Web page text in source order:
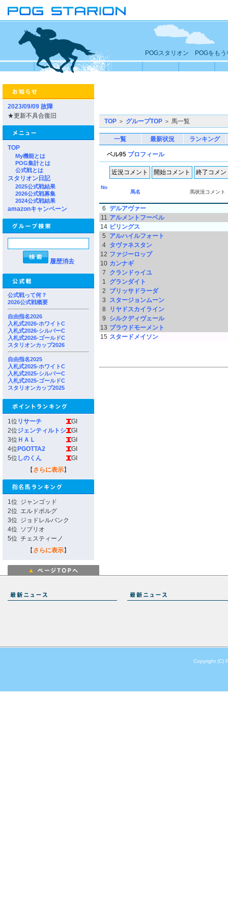
POGスタリオン POGをもう
2023/09/09 故障
★更新不具合復旧
TOP
My機能とは
POG集計とは
公式戦とは
スタリオン日記
2025公式戦結果
2026公式戦募集
2024公式戦結果
amazonキャンペーン
履歴消去
公式戦って何？
2026公式戦概要
自由指名2026
入札式2026-ホワイトC
入札式2026-シルバーC
入札式2026-ゴールドC
スタリオンカップ2026
自由指名2025
入札式2025-ホワイトC
入札式2025-シルバーC
入札式2025-ゴールドC
スタリオンカップ2025
1位 リサーチ
GI
2位ジェンティルトシ
GI
3位 ＨＡＬ
GI
4位 PGOTTA2
GI
5位 しのくん
GI
【 さらに表示】
1位 ジャンゴッド
2位 エルドボルグ
3位 ジョドレルバンク
4位 ソブリオ
5位 チェスティーノ
【 さらに表示】
TOP ＞ グループTOP ＞ 馬一覧
一覧 最新状況 ランキング
ベル95 プロフィール
No
馬名
馬状況コメント
6 デルアヴァー
11 アルメントフーベル
14 ビリングス
5
アルハイルフォート
4
タヴァネスタン
12 ファジーロップ
10 カンナギ
7
クランドゥイユ
1
グランダイト
2
ブリッサドラーダ
3
スタージョンムーン
8
リヤドスカイライン
9
シルクディヴェール
13 プラウドモーメント
15 スタードメイソン
Copyright (C)